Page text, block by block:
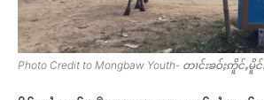
Photo Credit to Mongbaw Youth- တၢင်းၶဝ်ႈဢိူင်ႇမိူင်း